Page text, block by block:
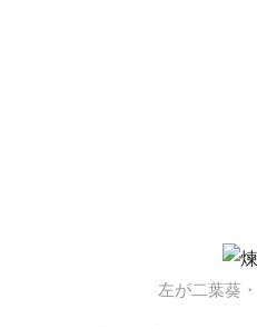
左が二葉葵